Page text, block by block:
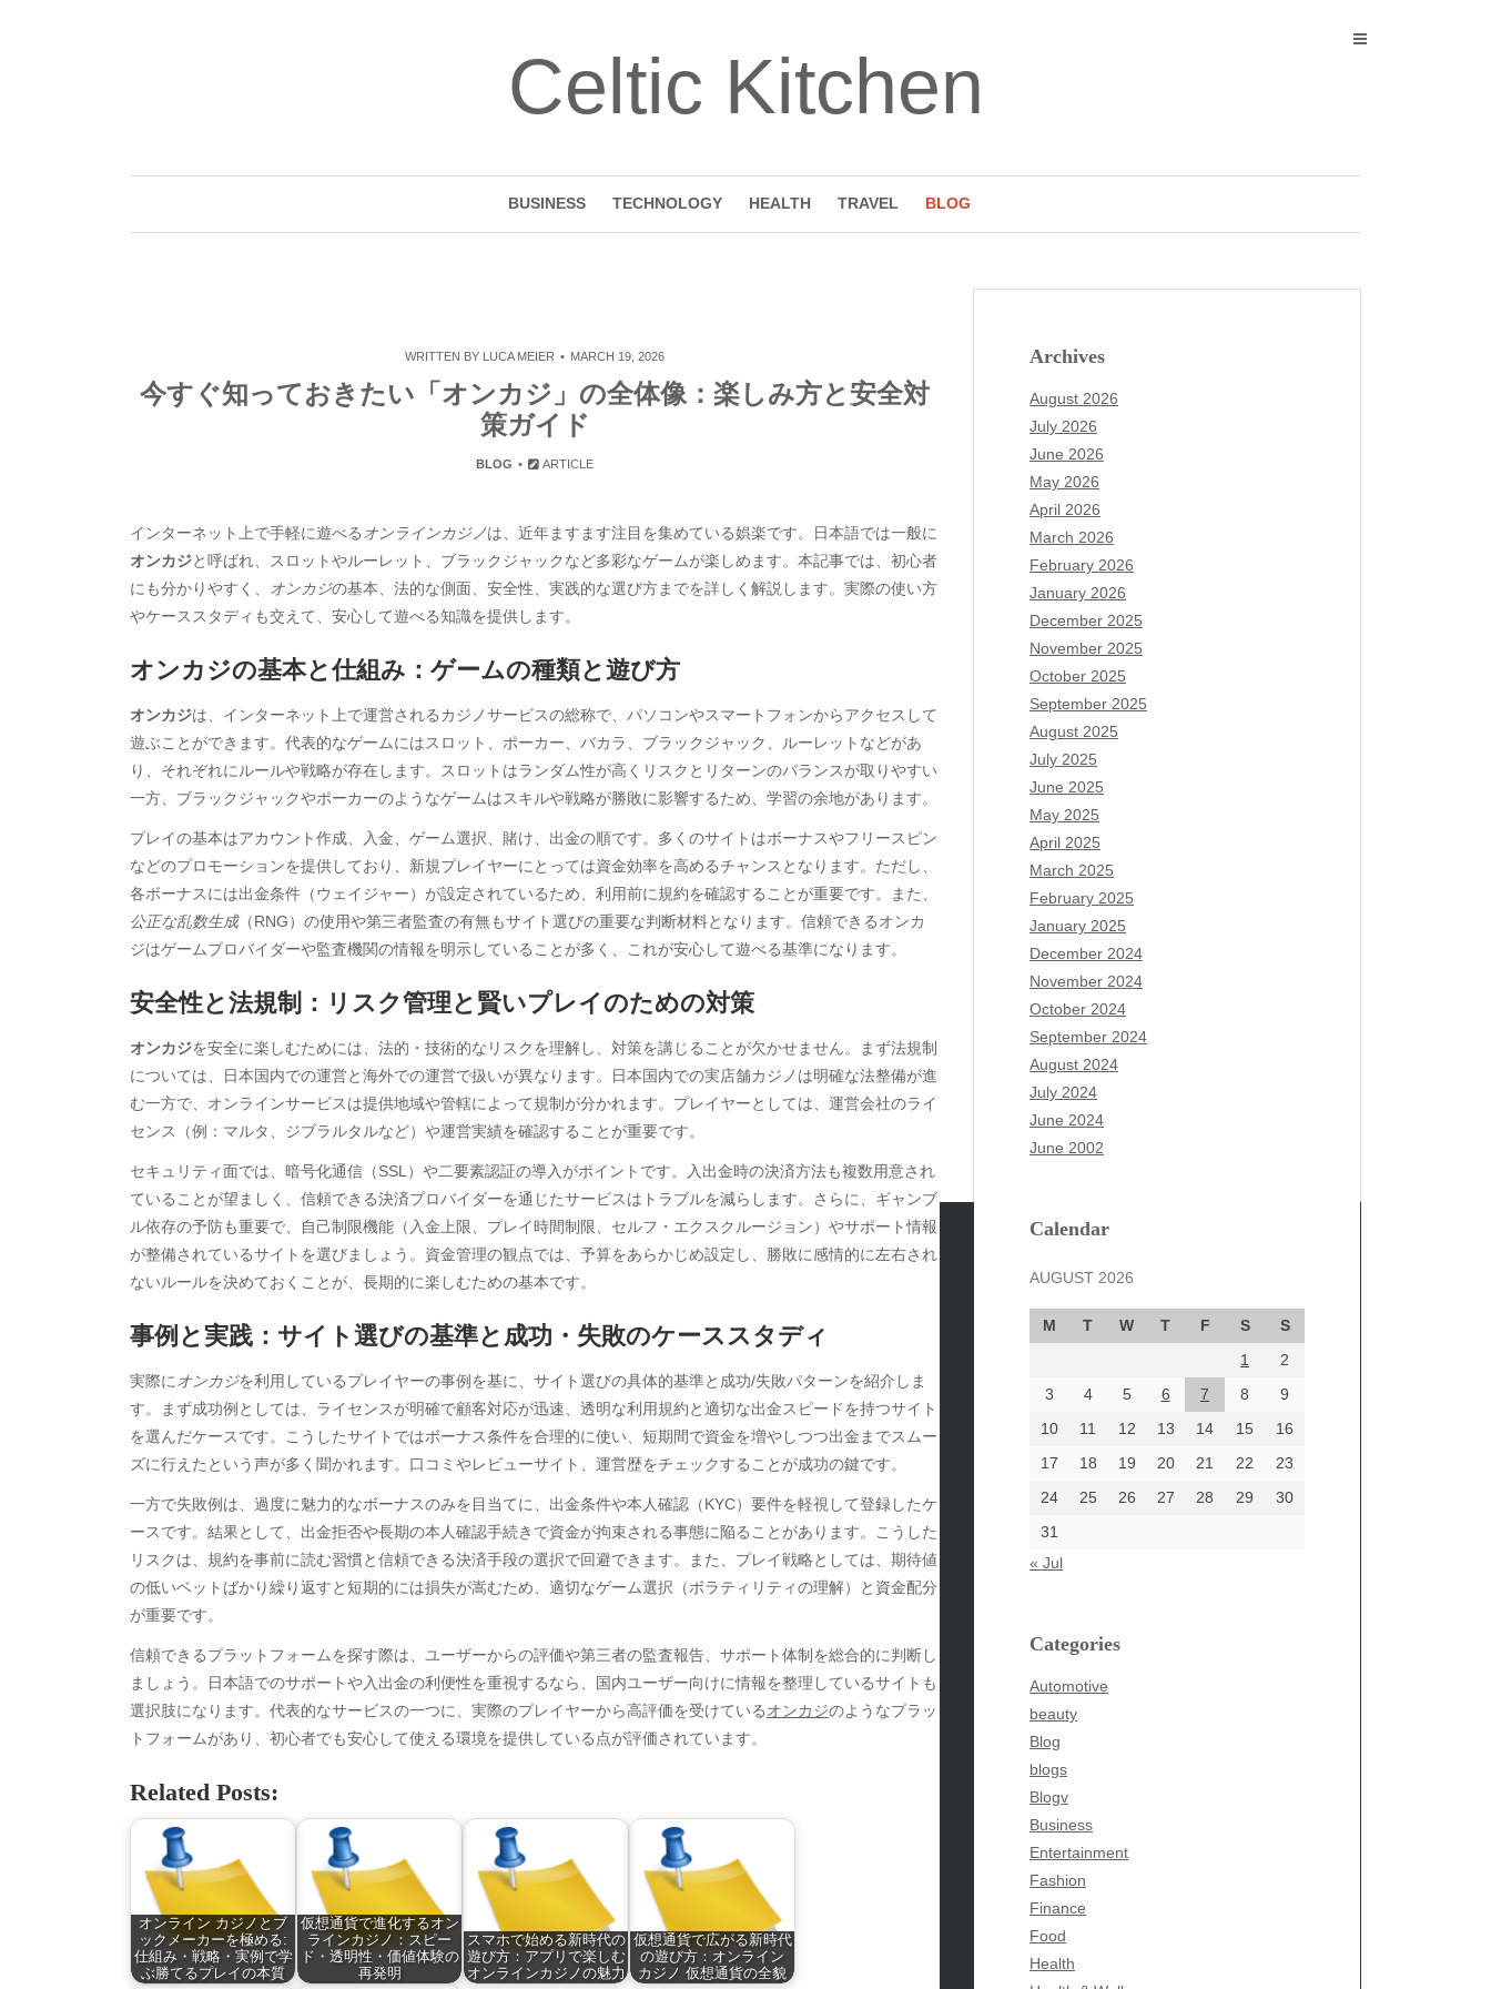
Celtic Kitchen
BUSINESS TECHNOLOGY HEALTH TRAVEL BLOG
WRITTEN BY LUCA MEIER MARCH 19, 2026
今すぐ知っておきたい「オンカジ」の全体像：楽しみ方と安全対
策ガイド
BLOG ARTICLE
インターネット上で手軽に遊べる オンラインカジノは、近年ますます注目を集めている娯楽です。日本語では一般に
オンカジと呼ばれ、スロットやルーレット、ブラックジャックなど多彩なゲームが楽しめます。本記事では、初心者
にも分かりやすく、
オンカジの基本、法的な側面、安全性、実践的な選び方までを詳しく解説します。実際の使い方
やケーススタディも交えて、安心して遊べる知識を提供します。
オンカジの基本と仕組み：ゲームの種類と遊び方
オンカジは、インターネット上で運営されるカジノサービスの総称で、パソコンやスマートフォンからアクセスして
遊ぶことができます。代表的なゲームにはスロット、ポーカー、バカラ、ブラックジャック、ルーレットなどがあ
り、それぞれにルールや戦略が存在します。スロットはランダム性が高くリスクとリターンのバランスが取りやすい
一方、ブラックジャックやポーカーのようなゲームはスキルや戦略が勝敗に影響するため、学習の余地があります。
プレイの基本はアカウント作成、入金、ゲーム選択、賭け、出金の順です。多くのサイトはボーナスやフリースピン
などのプロモーションを提供しており、新規プレイヤーにとっては資金効率を高めるチャンスとなります。ただし、
各ボーナスには出金条件（ウェイジャー）が設定されているため、利用前に規約を確認することが重要です。また、
公正な乱数生成（RNG）の使用や第三者監査の有無もサイト選びの重要な判断材料となります。信頼できるオンカ
ジはゲームプロバイダーや監査機関の情報を明示していることが多く、これが安心して遊べる基準になります。
安全性と法規制：リスク管理と賢いプレイのための対策
オンカジを安全に楽しむためには、法的・技術的なリスクを理解し、対策を講じることが欠かせません。まず法規制
については、日本国内での運営と海外での運営で扱いが異なります。日本国内での実店舗カジノは明確な法整備が進
む一方で、オンラインサービスは提供地域や管轄によって規制が分かれます。プレイヤーとしては、運営会社のライ
センス（例：マルタ、ジブラルタルなど）や運営実績を確認することが重要です。
セキュリティ面では、暗号化通信（SSL）や二要素認証の導入がポイントです。入出金時の決済方法も複数用意され
ていることが望ましく、信頼できる決済プロバイダーを通じたサービスはトラブルを減らします。さらに、ギャンブ
ル依存の予防も重要で、自己制限機能（入金上限、プレイ時間制限、セルフ・エクスクルージョン）やサポート情報
が整備されているサイトを選びましょう。資金管理の観点では、予算をあらかじめ設定し、勝敗に感情的に左右され
ないルールを決めておくことが、長期的に楽しむための基本です。
事例と実践：サイト選びの基準と成功・失敗のケーススタディ
実際に オンカジを利用しているプレイヤーの事例を基に、サイト選びの具体的基準と成功/失敗パターンを紹介しま
す。まず成功例としては、ライセンスが明確で顧客対応が迅速、透明な利用規約と適切な出金スピードを持つサイト
を選んだケースです。こうしたサイトではボーナス条件を合理的に使い、短期間で資金を増やしつつ出金までスムー
ズに行えたという声が多く聞かれます。口コミやレビューサイト、運営歴をチェックすることが成功の鍵です。
一方で失敗例は、過度に魅力的なボーナスのみを目当てに、出金条件や本人確認（KYC）要件を軽視して登録したケ
ースです。結果として、出金拒否や長期の本人確認手続きで資金が拘束される事態に陥ることがあります。こうした
リスクは、規約を事前に読む習慣と信頼できる決済手段の選択で回避できます。また、プレイ戦略としては、期待値
の低いベットばかり繰り返すと短期的には損失が嵩むため、適切なゲーム選択（ボラティリティの理解）と資金配分
が重要です。
信頼できるプラットフォームを探す際は、ユーザーからの評価や第三者の監査報告、サポート体制を総合的に判断し
ましょう。日本語でのサポートや入出金の利便性を重視するなら、国内ユーザー向けに情報を整理しているサイトも
選択肢になります。代表的なサービスの一つに、実際のプレイヤーから高評価を受けているオンカジのようなプラッ
トフォームがあり、初心者でも安心して使える環境を提供している点が評価されています。
Related Posts:
オンライン カジノとブ
ックメーカーを極める:
仕組み・戦略・実例で学
ぶ勝てるプレイの本質
仮想通貨で進化するオン
ラインカジノ：スピー
ド・透明性・価値体験の
再発明
スマホで始める新時代の
遊び方：アプリで楽しむ
オンラインカジノの魅力
仮想通貨で広がる新時代
の遊び方：オンライン
カジノ 仮想通貨の全貌
Archives
August 2026
July 2026
June 2026
May 2026
April 2026
March 2026
February 2026
January 2026
December 2025
November 2025
October 2025
September 2025
August 2025
July 2025
June 2025
May 2025
April 2025
March 2025
February 2025
January 2025
December 2024
November 2024
October 2024
September 2024
August 2024
July 2024
June 2024
June 2002
Calendar
AUGUST 2026
M T W T F S
S
1
2
3
4 5 6 7 8
9
10
11 12 13 14 15
16
17
18 19 20 21 22
23
24
25 26 27 28 29
30
31
« Jul
Categories
Automotive
beauty
Blog
blogs
Blogv
Business
Entertainment
Fashion
Finance
Food
Health
Archives
August 2026
July 2026
June 2026
May 2026
April 2026
March 2026
January 2026
December 2025
November 2025
October 2025
September 2025
August 2025
July 2025
June 2025
May 2025
March 2025
February 2025
January 2025
December 2024
November 2024
October 2024
September 2024
August 2024
Categories
beauty
Blog
blogs
Blogv
Business
Fashion
Finance
Food
Health
News
pet
Technology
Travel